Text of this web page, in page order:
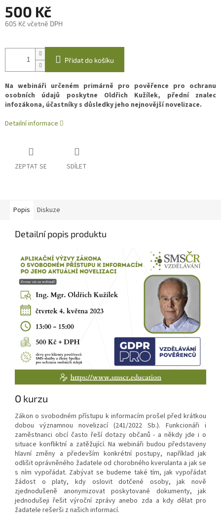
500 Kč
605 Kč včetně DPH
cena:
Přidat do košíku
Na webináři určeném primárně pro pověřence pro ochranu
osobních údajů poskytne Oldřich Kužílek, přední znalec
infozákona, účastníky s důsledky jeho nejnovější novelizace.
Detailní informace
ZEPTAT SE SDÍLET
Popis Diskuze
Detailní popis produktu
O kurzu
Zákon o svobodném přístupu k informacím prošel před krátkou
dobou významnou novelizací (241/2022 Sb.). Funkcionáři i
zaměstnanci obcí často řeší dotazy občanů - a někdy jde i o
situace konfliktní a zatěžující. Na webináři budou představeny
hlavní změny a především konkrétní postupy, například jak
odlišit oprávněného žadatele od chorobného kverulanta a jak se
s ním vypořádat. Zabývat se budeme také tím, jak vypořádat
žádost o platy, kdy oslovit dotčené osoby, jak nově
zjednodušeně anonymizovat poskytované dokumenty, jak
jednodušeji řešit výroční zprávy anebo zda a kdy dělat pro
žadatele rešerši z našich informací.